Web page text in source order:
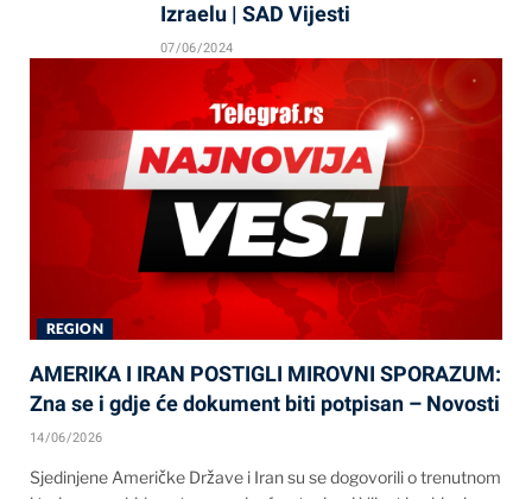
Izraelu | SAD Vijesti
07/06/2024
REGION
AMERIKA I IRAN POSTIGLI MIROVNI SPORAZUM:
Zna se i gdje će dokument biti potpisan – Novosti
14/06/2026
Sjedinjene Američke Države i Iran su se dogovorili o trenutnom